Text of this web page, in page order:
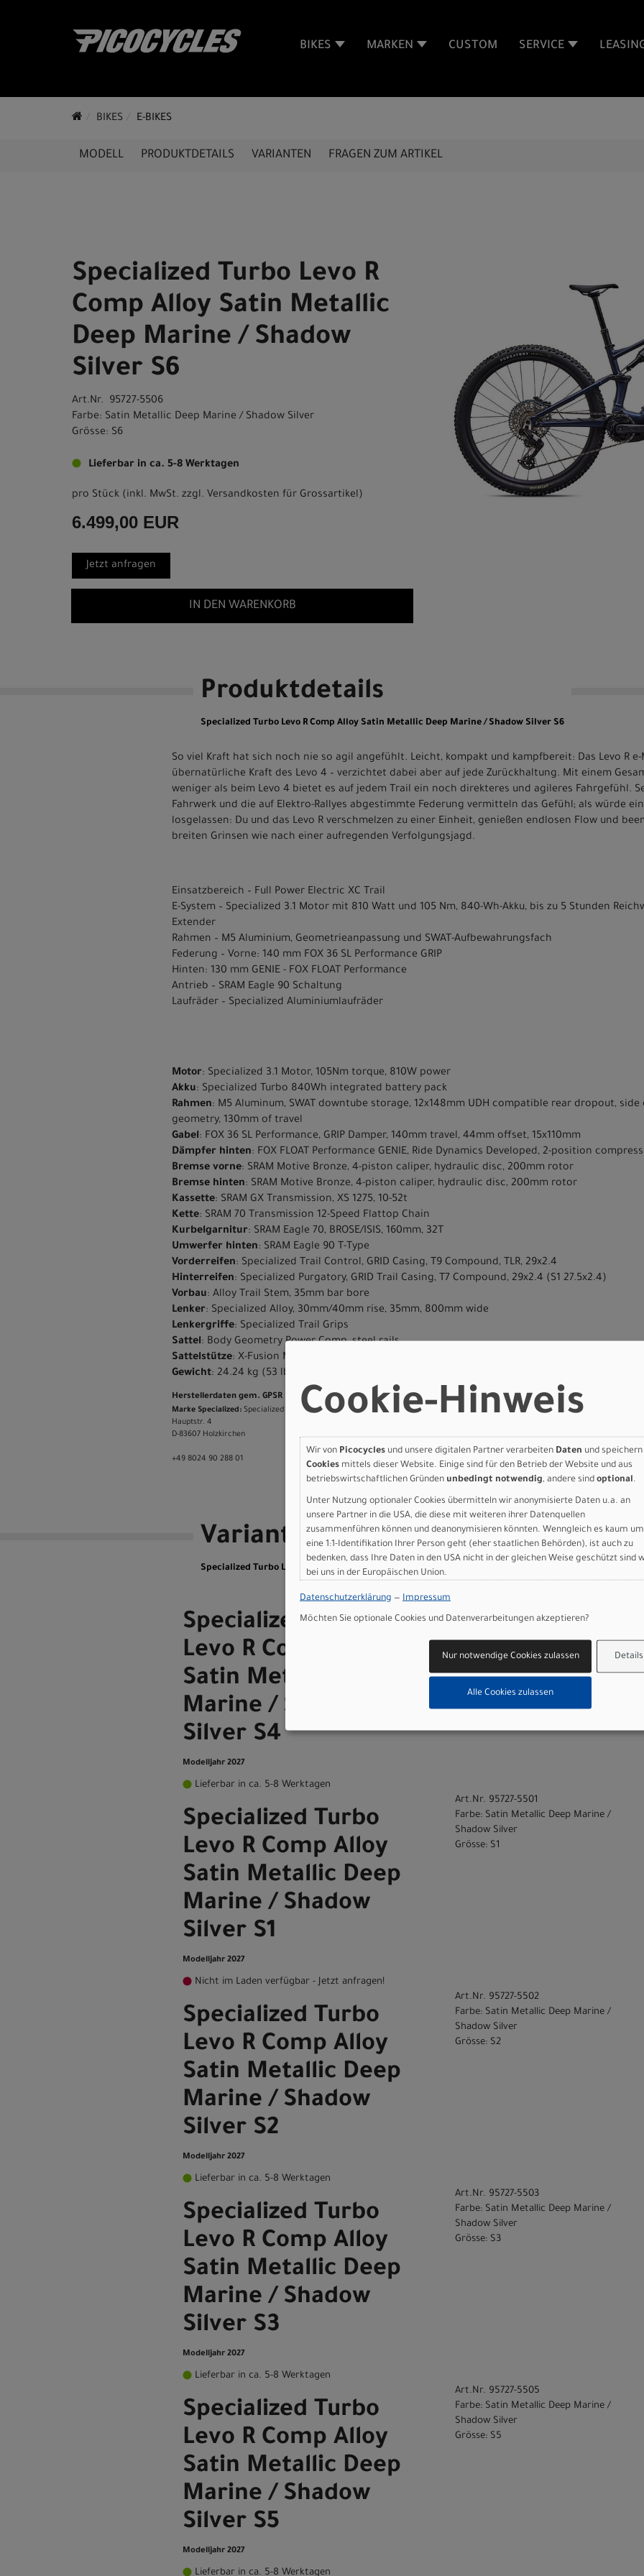
BIKES MARKEN CUSTOM SERVICE
BIKES E-BIKES
MODELL PRODUKTDETAILS VARIANTEN FRAGEN ZUM ARTIKEL
Specialized Turbo Levo R
Comp Alloy Satin Metallic
Deep Marine / Shadow
Silver S6
Art.Nr. 95727-5506
Farbe: Satin Metallic Deep Marine / Shadow Silver
Grösse: S6
Lieferbar in ca. 5-8 Werktagen
pro Stück (inkl. MwSt. zzgl. Versandkosten für Grossartikel)
6.499,00 EUR
Jetzt anfragen
IN DEN WARENKORB
Produktdetails
Specialized Turbo Levo R Comp Alloy Satin Metallic Deep Marine / Shadow Silver S6
So viel Kraft hat sich noch nie so agil angefühlt. Leicht, kompakt und kampfbereit: Das Levo R
übernatürliche Kraft des Levo 4 – verzichtet dabei aber auf jede Zurückhaltung. Mit einem
weniger als beim Levo 4 bietet es auf jedem Trail ein noch direkteres und agileres Fahrgefühl.
Fahrwerk und die auf Elektro-Rallyes abgestimmte Federung vermitteln das Gefühl; als würde
losgelassen: Du und das Levo R verschmelzen zu einer Einheit, genießen endlosen Flow und
breiten Grinsen wie nach einer aufregenden Verfolgungsjagd.
Einsatzbereich – Full Power Electric XC Trail
E-System – Specialized 3.1 Motor mit 810 Watt und 105 Nm, 840-Wh-Akku, bis zu 5 Stunden
Extender
Rahmen – M5 Aluminium, Geometrieanpassung und SWAT-Aufbewahrungsfach
Federung – Vorne: 140 mm FOX 36 SL Performance GRIP
Hinten: 130 mm GENIE - FOX FLOAT Performance
Antrieb – SRAM Eagle 90 Schaltung
Laufräder – Specialized Aluminiumlaufräder
Motor: Specialized 3.1 Motor, 105Nm torque, 810W power
Akku: Specialized Turbo 840Wh integrated battery pack
Rahmen: M5 Aluminum, SWAT downtube storage, 12x148mm UDH compatible rear dropout,
geometry, 130mm of travel
Gabel: FOX 36 SL Performance, GRIP Damper, 140mm travel, 44mm offset, 15x110mm
Dämpfer hinten: FOX FLOAT Performance GENIE, Ride Dynamics Developed, 2-position
Bremse vorne: SRAM Motive Bronze, 4-piston caliper, hydraulic disc, 200mm rotor
Bremse hinten: SRAM Motive Bronze, 4-piston caliper, hydraulic disc, 200mm rotor
Kassette: SRAM GX Transmission, XS 1275, 10-52t
Kette: SRAM 70 Transmission 12-Speed Flattop Chain
Kurbelgarnitur: SRAM Eagle 70, BROSE/ISIS, 160mm, 32T
Umwerfer hinten: SRAM Eagle 90 T-Type
Vorderreifen: Specialized Trail Control, GRID Casing, T9 Compound, TLR, 29x2.4
Hinterreifen: Specialized Purgatory, GRID Trail Casing, T7 Compound, 29x2.4 (S1 27.5x2.4)
Vorbau: Alloy Trail Stem, 35mm bar bore
Lenker: Specialized Alloy, 30mm/40mm rise, 35mm, 800mm wide
Lenkergriffe: Specialized Trail Grips
Sattel: Body Geometry Power Comp, steel rails
Sattelstütze: X-Fusion Manic, 34.9, S1-S2: 125mm, S3: 150mm, S4: 170mm, S5-S6: 190mm Travel,
Gewicht: 24.24 kg (53 lb, 7.0 oz)
Herstellerdaten gem. GPSR
Marke Specialized: Specialized Germany GmbH
Hauptstr. 4
D-83607 Holzkirchen
+49 8024 90 288 01
Varianten
Specialized Turbo Levo R Comp Alloy Satin Metallic Deep Marine / Shadow Silver S6
Specialized Turbo
Levo R Comp Alloy
Satin Metallic Deep
Marine / Shadow
Silver S4
Modelljahr 2027
Lieferbar in ca. 5-8 Werktagen
Farbe: Satin Metallic Deep Marine /
Specialized Turbo
Levo R Comp Alloy
Satin Metallic Deep
Marine / Shadow
Silver S1
Modelljahr 2027
Nicht im Laden verfügbar - Jetzt anfragen!
Art.Nr. 95727-5501
Farbe: Satin Metallic Deep Marine /
Shadow Silver
Grösse: S1
Specialized Turbo
Levo R Comp Alloy
Satin Metallic Deep
Marine / Shadow
Silver S2
Modelljahr 2027
Lieferbar in ca. 5-8 Werktagen
Art.Nr. 95727-5502
Farbe: Satin Metallic Deep Marine /
Shadow Silver
Grösse: S2
Specialized Turbo
Levo R Comp Alloy
Satin Metallic Deep
Marine / Shadow
Silver S3
Modelljahr 2027
Lieferbar in ca. 5-8 Werktagen
Art.Nr. 95727-5503
Farbe: Satin Metallic Deep Marine /
Shadow Silver
Grösse: S3
Specialized Turbo
Levo R Comp Alloy
Satin Metallic Deep
Marine / Shadow
Silver S5
Modelljahr 2027
Lieferbar in ca. 5-8 Werktagen
Art.Nr. 95727-5505
Farbe: Satin Metallic Deep Marine /
Shadow Silver
Grösse: S5
Cookie-Hinweis
Wir von Picocycles und unsere digitalen Partner verarbeiten Daten und speichern
Cookies mittels dieser Website. Einige sind für den Betrieb der Website und aus
betriebswirtschaftlichen Gründen unbedingt notwendig, andere sind optional.
Unter Nutzung optionaler Cookies übermitteln wir anonymisierte Daten u.a. an
unsere Partner in die USA, die diese mit weiteren ihrer Datenquellen
zusammenführen können und deanonymisieren könnten. Wenngleich es kaum um
eine 1:1-Identifikation Ihrer Person geht (eher staatlichen Behörden), ist auch zu
bedenken, dass Ihre Daten in den USA nicht in der gleichen Weise geschützt sind
bei uns in der Europäischen Union.
Datenschutzerklärung — Impressum
Möchten Sie optionale Cookies und Datenverarbeitungen akzeptieren?
Details
Nur notwendige Cookies zulassen
Alle Cookies zulassen